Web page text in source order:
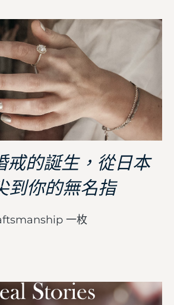
戒的誕生，從日本
到你的無名指
一枚